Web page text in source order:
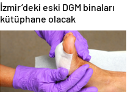
İzmir’deki eski DGM binaları
kütüphane olacak